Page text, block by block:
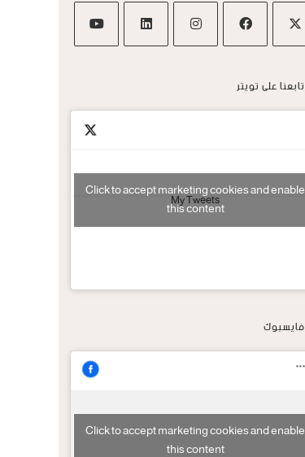
تابعنا على تويتر
My Tweets
Click to accept marketing cookies and enable
this content
فايسبوك
Click to accept marketing cookies and enable
this content